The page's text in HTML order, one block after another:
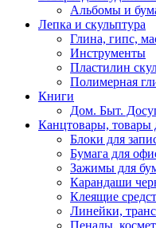
Альбомы и
Лепка и скульптура
Глина, гипс,
Инструменты
Пластилин
Полимерная
Книги
Дом. Быт.
Канцтовары, товары
Блоки для
Бумага для
Зажимы для
Карандаши
Клеящие
Линейки,
Пеналы,